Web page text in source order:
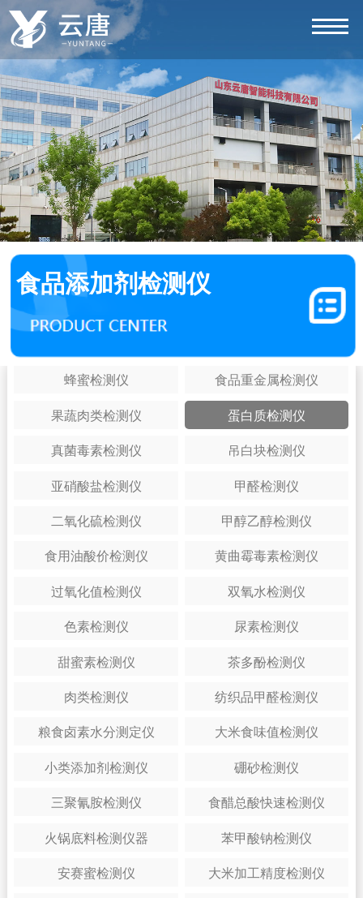
食品添加剂检测仪
蜂蜜检测仪
食品重金属检测仪
果蔬肉类检测仪
蛋白质检测仪
真菌毒素检测仪
吊白块检测仪
亚硝酸盐检测仪
甲醛检测仪
二氧化硫检测仪
甲醇乙醇检测仪
食用油酸价检测仪
黄曲霉毒素检测仪
过氧化值检测仪
双氧水检测仪
色素检测仪
尿素检测仪
甜蜜素检测仪
茶多酚检测仪
肉类检测仪
纺织品甲醛检测仪
粮食卤素水分测定仪
大米食味值检测仪
小类添加剂检测仪
硼砂检测仪
三聚氰胺检测仪
食醋总酸快速检测仪
火锅底料检测仪器
苯甲酸钠检测仪
安赛蜜检测仪
大米加工精度检测仪